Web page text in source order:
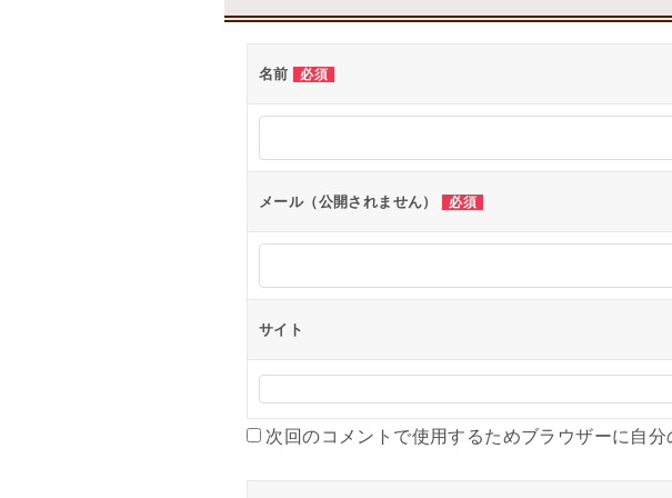
名前 必須
メール（公開されません） 必須
サイト
次回のコメントで使用するためブラウザーに自